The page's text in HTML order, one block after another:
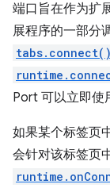
端口旨在作为扩
展程序的一部分
tabs.connect()
Port 可以立即使
如果某个标签页
会针对该标签页